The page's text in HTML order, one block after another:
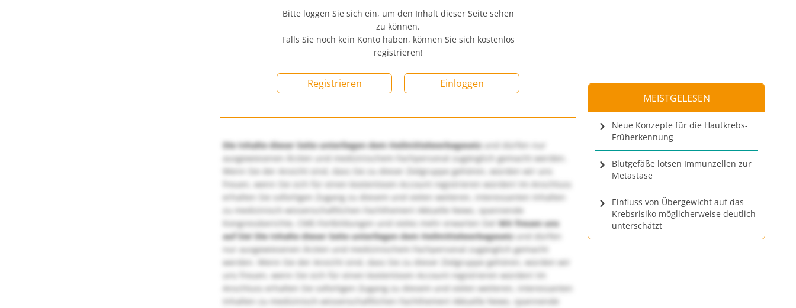
Bitte loggen Sie sich ein, um den Inhalt dieser Seite sehen
zu können.
Falls Sie noch kein Konto haben, können Sie sich kostenlos
registrieren!
Registrieren Einloggen
Die Inhalte dieser Seite unterliegen dem Heilmittelwerbegesetzund dürfen nur
ausgewiesenen Ärzten und medizinischem Fachpersonal zugänglich gemacht werden.
Wenn Sie der Ansicht sind, dass Sie zu dieser Zielgruppe gehören, würden wir uns
freuen, wenn Sie sich für einen kostenlosen Account registrieren würden! Im Anschluss
erhalten Sie sofortigen Zugang zu diesem und vielen weiteren, interessanten Inhalten
zu medizinisch-wissenschaftlichen Fachthemen! Aktuelle News, spannende
Kongressberichte, CME-Fortbildungen und vieles mehr erwarten Sie!Wir freuen uns
auf Sie! Die Inhalte dieser Seite unterliegen dem Heilmittelwerbegesetzund dürfen
nur ausgewiesenen Ärzten und medizinischem Fachpersonal zugänglich gemacht
werden. Wenn Sie der Ansicht sind, dass Sie zu dieser Zielgruppe gehören, würden wir
uns freuen, wenn Sie sich für einen kostenlosen Account registrieren würden! Im
Anschluss erhalten Sie sofortigen Zugang zu diesem und vielen weiteren, interessanten
Inhalten zu medizinisch-wissenschaftlichen Fachthemen! Aktuelle News, spannende
MEISTGELESEN
Neue Konzepte für die Hautkrebs-
Früherkennung
Blutgefäße lotsen Immunzellen zur
Metastase
Einfluss von Übergewicht auf das
Krebsrisiko möglicherweise deutlich
unterschätzt